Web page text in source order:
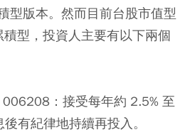
型版本。然而目前台股市值型
積型，投資人主要有以下兩個
：接受每年約 2.5% 至
有紀律地持續再投入。